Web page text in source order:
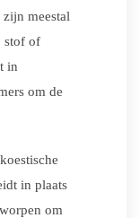
meestal
stof of
in
om de
in plaats
om